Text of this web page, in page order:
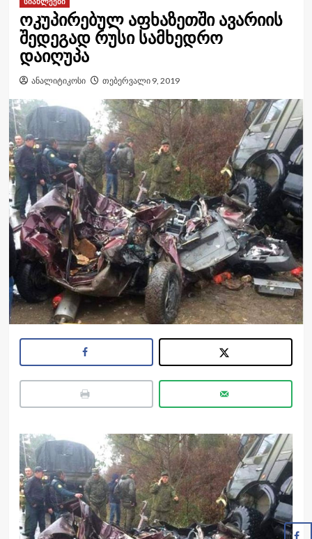
ოკუპირებულ აფხაზეთში ავარიის
შედეგად რუსი სამხედრო
დაიღუპა
ანალიტიკოსი თებერვალი 9, 2019